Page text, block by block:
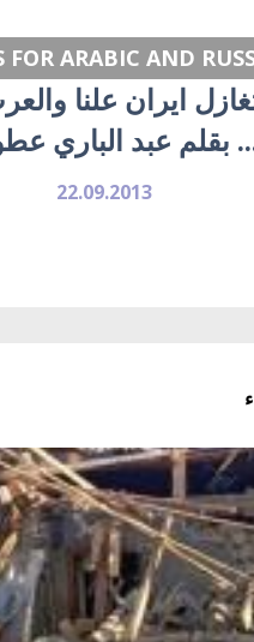
FOR ARABIC AND
ايران علنا
بقلم عبد الباري
22.09.2013